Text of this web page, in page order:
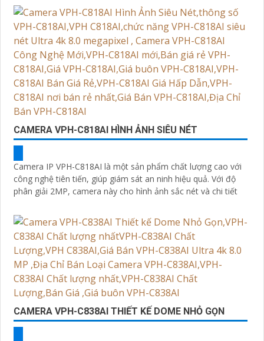
CAMERA VPH-C818AI HÌNH ẢNH SIÊU NÉT
Camera IP VPH-C818AI là một sản phẩm chất lượng cao với
công nghệ tiên tiến, giúp giám sát an ninh hiệu quả. Với độ
phân giải 2MP, camera này cho hình ảnh sắc nét và chi tiết
CAMERA VPH-C838AI THIẾT KẾ DOME NHỎ GỌN